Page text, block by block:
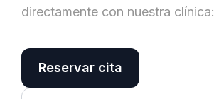
directamente con nuestra clínica:
Reservar cita